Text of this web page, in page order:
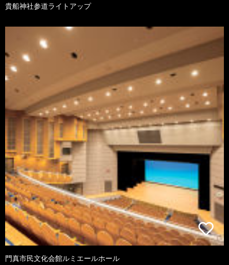
貴船神社参道ライトアップ
門真市民文化会館ルミエールホール